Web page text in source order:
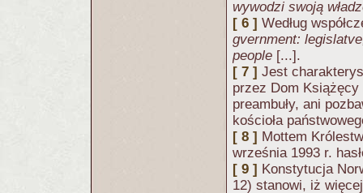
wywodzi swoją
[ 6 ] Według
gvernment:
people [...].
[ 7 ] Jest
przez Dom
preambuły, ani
kościoła
[ 8 ] Mottem
września 1993 r.
[ 9 ] Konstytucja
12) stanowi, iż